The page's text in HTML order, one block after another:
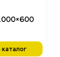
каталог